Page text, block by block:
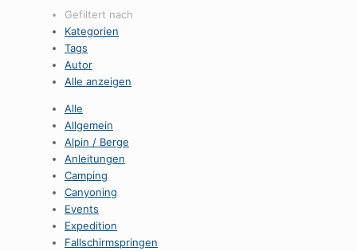
Gefiltert nach
Kategorien
Tags
Autor
Alle anzeigen
Alle
Allgemein
Alpin / Berge
Anleitungen
Camping
Canyoning
Events
Expedition
Fallschirmspringen